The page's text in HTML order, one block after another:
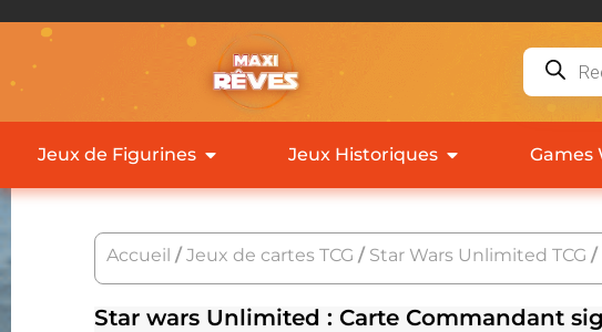
Jeux de Figurines Jeux Historiques Games
Accueil /Jeux de cartes TCG / Star Wars Unlimited TCG /
Star wars Unlimited : Carte Commandant